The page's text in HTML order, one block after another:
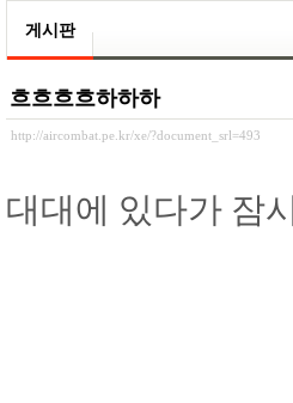
게시판
흐흐흐흐하하하
http://aircombat.pe.kr/xe/?document_srl=493
대대에 있다가 잠